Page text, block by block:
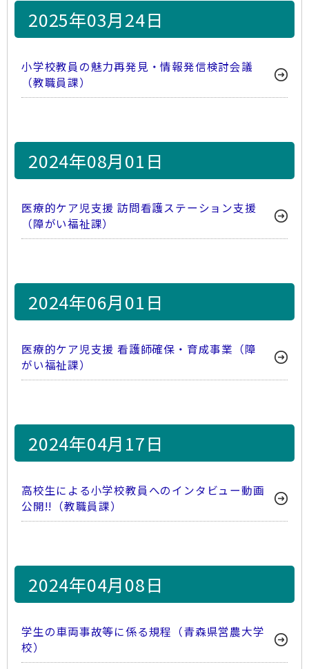
2025年03月24日
小学校教員の魅力再発見・情報発信検討会議
（教職員課）
2024年08月01日
医療的ケア児支援 訪問看護ステーション支援
（障がい福祉課）
2024年06月01日
医療的ケア児支援 看護師確保・育成事業（障
がい福祉課）
2024年04月17日
高校生による小学校教員へのインタビュー動画
公開!!（教職員課）
2024年04月08日
学生の車両事故等に係る規程（青森県営農大学
校）